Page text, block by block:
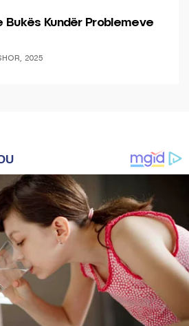
Bukës Kundër Problemeve
2025